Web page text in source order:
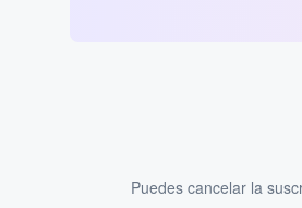
Puedes cancelar la